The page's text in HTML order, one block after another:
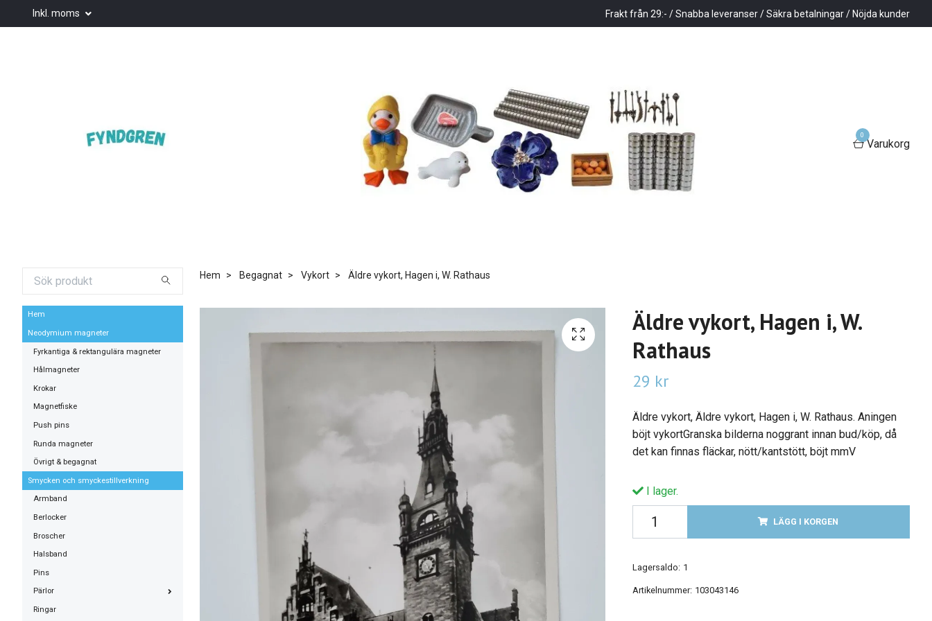
Inkl. moms Frakt från 29:- / Snabba leveranser / Säkra betalningar / Nöjda kunder
0
Varukorg
Hem
Neodymium magneter
Fyrkantiga & rektangulära magneter
Hålmagneter
Krokar
Magnetfiske
Push pins
Runda magneter
Övrigt & begagnat
Smycken och smyckestillverkning
Armband
Berlocker
Broscher
Halsband
Pins
Pärlor
Ringar
Hem Begagnat Vykort Äldre vykort, Hagen i, W. Rathaus
Äldre vykort, Hagen i, W.
Rathaus
29 kr
Äldre vykort, Äldre vykort, Hagen i, W. Rathaus. Aningen
böjt vykortGranska bilderna noggrant innan bud/köp, då
det kan finnas fläckar, nött/kantstött, böjt mmV
I lager.
LÄGG I KORGEN
Lagersaldo: 1
Artikelnummer: 103043146